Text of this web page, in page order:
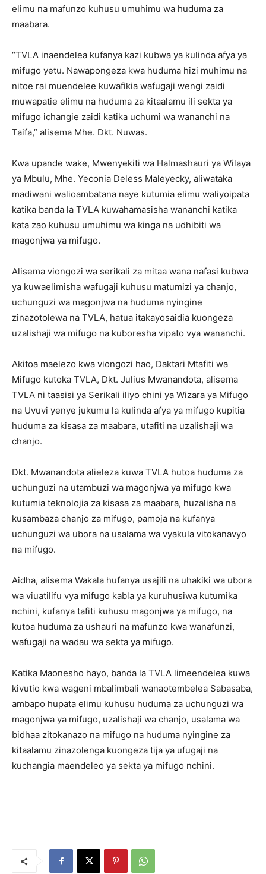
elimu na mafunzo kuhusu umuhimu wa huduma za
maabara.
“TVLA inaendelea kufanya kazi kubwa ya kulinda afya ya
mifugo yetu. Nawapongeza kwa huduma hizi muhimu na
nitoe rai muendelee kuwafikia wafugaji wengi zaidi
muwapatie elimu na huduma za kitaalamu ili sekta ya
mifugo ichangie zaidi katika uchumi wa wananchi na
Taifa,” alisema Mhe. Dkt. Nuwas.
Kwa upande wake, Mwenyekiti wa Halmashauri ya Wilaya
ya Mbulu, Mhe. Yeconia Deless Maleyecky, aliwataka
madiwani walioambatana naye kutumia elimu waliyoipata
katika banda la TVLA kuwahamasisha wananchi katika
kata zao kuhusu umuhimu wa kinga na udhibiti wa
magonjwa ya mifugo.
Alisema viongozi wa serikali za mitaa wana nafasi kubwa
ya kuwaelimisha wafugaji kuhusu matumizi ya chanjo,
uchunguzi wa magonjwa na huduma nyingine
zinazotolewa na TVLA, hatua itakayosaidia kuongeza
uzalishaji wa mifugo na kuboresha vipato vya wananchi.
Akitoa maelezo kwa viongozi hao, Daktari Mtafiti wa
Mifugo kutoka TVLA, Dkt. Julius Mwanandota, alisema
TVLA ni taasisi ya Serikali iliyo chini ya Wizara ya Mifugo
na Uvuvi yenye jukumu la kulinda afya ya mifugo kupitia
huduma za kisasa za maabara, utafiti na uzalishaji wa
chanjo.
Dkt. Mwanandota alieleza kuwa TVLA hutoa huduma za
uchunguzi na utambuzi wa magonjwa ya mifugo kwa
kutumia teknolojia za kisasa za maabara, huzalisha na
kusambaza chanjo za mifugo, pamoja na kufanya
uchunguzi wa ubora na usalama wa vyakula vitokanavyo
na mifugo.
Aidha, alisema Wakala hufanya usajili na uhakiki wa ubora
wa viuatilifu vya mifugo kabla ya kuruhusiwa kutumika
nchini, kufanya tafiti kuhusu magonjwa ya mifugo, na
kutoa huduma za ushauri na mafunzo kwa wanafunzi,
wafugaji na wadau wa sekta ya mifugo.
Katika Maonesho hayo, banda la TVLA limeendelea kuwa
kivutio kwa wageni mbalimbali wanaotembelea Sabasaba,
ambapo hupata elimu kuhusu huduma za uchunguzi wa
magonjwa ya mifugo, uzalishaji wa chanjo, usalama wa
bidhaa zitokanazo na mifugo na huduma nyingine za
kitaalamu zinazolenga kuongeza tija ya ufugaji na
kuchangia maendeleo ya sekta ya mifugo nchini.